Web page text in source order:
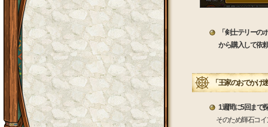
「剣士テリー
から購入して依
「王家のおでかけ
1週間に5回まで
そのため輝石コ